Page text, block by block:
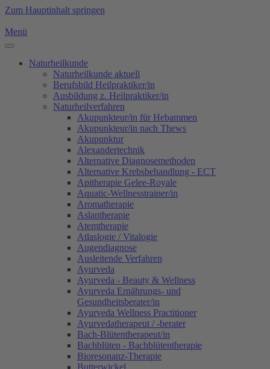
Zum Hauptinhalt springen
Menü
Naturheilkunde
Naturheilkunde aktuell
Berufsbild Heilpraktiker/in
Ausbildung z. Heilpraktiker/in
Naturheilverfahren
Akupunkteur/in für Hebammen
Akupunkteur/in nach Thews
Akupunktur
Alexandertechnik
Alternative Diagnosemethoden
Alternative Krebsbehandlung - ECT
Apitherapie Gelee-Royale
Aquatic-Wellnesstrainer/in
Aromatherapie
Aslantherapie
Atemtherapie
Atlaslogie / Vitalogie
Augendiagnose
Ausleitende Verfahren
Ayurveda
Ayurveda - Beauty & Wellness
Ayurveda Ernährungs- und
Gesundheitsberater/in
Ayurveda Wellness Practitioner
Ayurvedatherapeut / -berater
Bach-Blütentherapeut/in
Bachblüten - Bachblütentherapie
Bioresonanz-Therapie
Butterwickel